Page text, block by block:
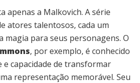
apenas a Malkovich. A série
atores talentosos, cada um
para seus personagens. O
, por exemplo, é conhecido
e capacidade de transformar
representação memorável. Seu